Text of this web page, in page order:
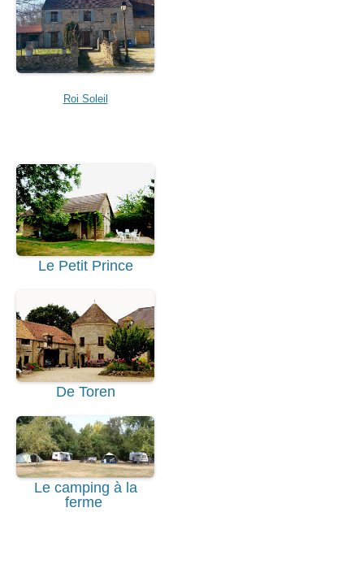
Roi Soleil
Le Petit Prince
De Toren
Le camping à la
ferme